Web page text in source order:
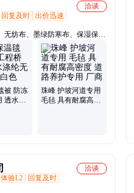
洽谈
回复及时 出价迅速
无纺布、墨绿防寒布、保湿保温
布、养护毛毡、保温毛毡
被 防冻
透水涤
珠峰 护坡河道专用
毛毡 具有耐腐高密
洽谈
验L2
回复及时